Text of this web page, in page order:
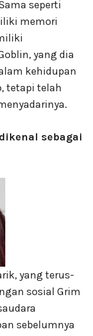
seperti
memori
yang dia
kehidupan
tetapi telah
sebagai
yang terus-
sosial Grim
sebelumnya